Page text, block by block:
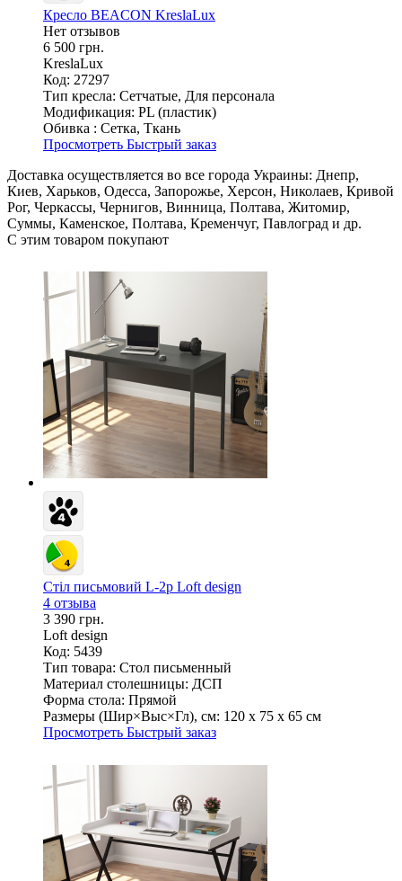
Кресло BEACON KreslaLux
Нет отзывов
6 500 грн.
KreslaLux
Код: 27297
Тип кресла: Сетчатые, Для персонала
Модификация: PL (пластик)
Обивка : Сетка, Ткань
Просмотреть Быстрый заказ
Доставка осуществляется во все города Украины: Днепр,
Киев, Харьков, Одесса, Запорожье, Херсон, Николаев, Кривой
Рог, Черкассы, Чернигов, Винница, Полтава, Житомир,
Суммы, Каменское, Полтава, Кременчуг, Павлоград и др.
С этим товаром покупают
Стіл письмовий L-2p Loft design
4 отзыва
3 390 грн.
Loft design
Код: 5439
Тип товара: Стол письменный
Материал столешницы: ДСП
Форма стола: Прямой
Размеры (Шир×Выс×Гл), см: 120 х 75 х 65 см
Просмотреть Быстрый заказ